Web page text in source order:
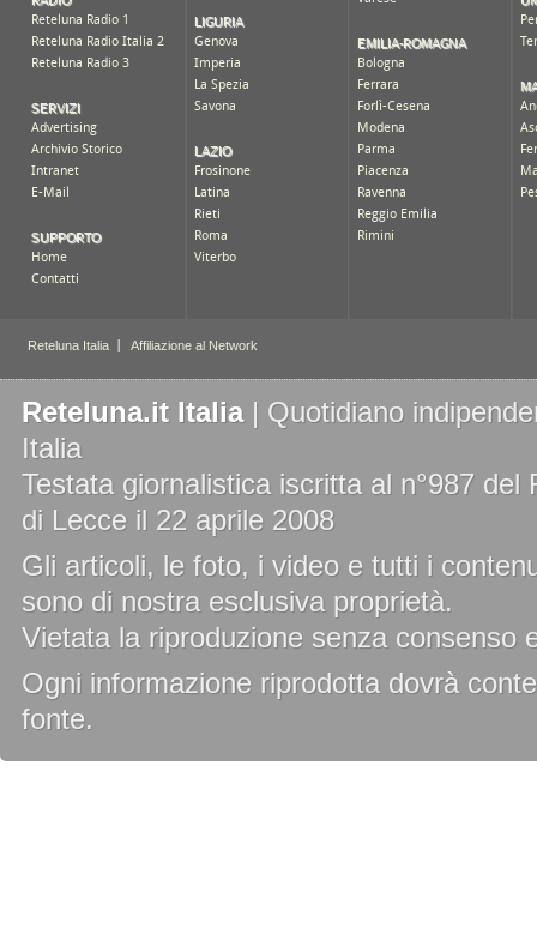
Reteluna.it Italia| Quotidiano
Italia
Testata giornalistica iscritta al n°987
di Lecce il 22 aprile 2008
Gli articoli, le foto, i video e tutti i
sono di nostra esclusiva proprietà.
Vietata la riproduzione senza consenso
Ogni informazione riprodotta dovrà
fonte.